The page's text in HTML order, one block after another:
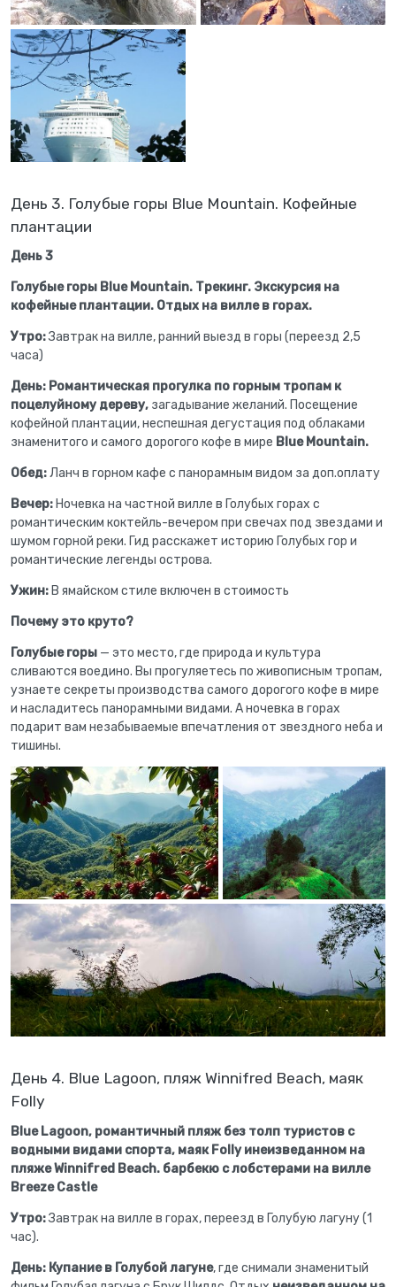
День 3. Голубые горы Blue Mountain. Кофейные
плантации
День 3
Голубые горы Blue Mountain. Трекинг. Экскурсия на
кофейные плантации. Отдых на вилле в горах.
Утро:Завтрак на вилле, ранний выезд в горы (переезд 2,5
часа)
День: Романтическая прогулка по горным тропам к
поцелуйному дереву, загадывание желаний. Посещение
кофейной плантации, неспешная дегустация под облаками
знаменитого и самого дорогого кофе в мире Blue Mountain.
Обед:Ланч в горном кафе с панорамным видом за доп.оплату
Вечер: Ночевка на частной вилле в Голубых горах с
романтическим коктейль-вечером при свечах под звездами и
шумом горной реки. Гид расскажет историю Голубых гор и
романтические легенды острова.
Ужин: В ямайском стиле включен в стоимость
Почему это круто?
Голубые горы — это место, где природа и культура
сливаются воедино. Вы прогуляетесь по живописным тропам,
узнаете секреты производства самого дорогого кофе в мире
и насладитесь панорамными видами. А ночевка в горах
подарит вам незабываемые впечатления от звездного неба и
тишины.
День 4. Blue Lagoon, пляж Winnifred Beach, маяк
Folly
Blue Lagoon, романтичный пляж без толп туристов с
водными видами спорта, маяк Folly инеизведанном на
пляже Winnifred Beach. барбекю с лобстерами на вилле
Breeze Castle
Утро:Завтрак на вилле в горах, переезд в Голубую лагуну (1
час).
День: Купание в Голубой лагуне, где снимали знаменитый